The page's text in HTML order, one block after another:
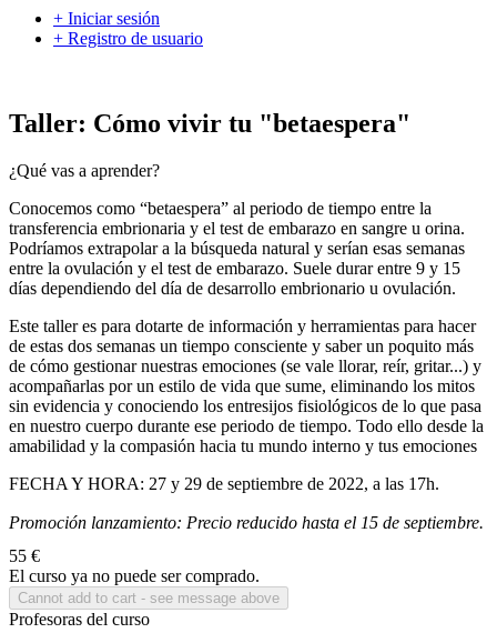
+ Iniciar sesión
+ Registro de usuario
Taller: Cómo vivir tu "betaespera"
¿Qué vas a aprender?
Conocemos como “betaespera” al periodo de tiempo entre la
transferencia embrionaria y el test de embarazo en sangre u orina.
Podríamos extrapolar a la búsqueda natural y serían esas semanas
entre la ovulación y el test de embarazo. Suele durar entre 9 y 15
días dependiendo del día de desarrollo embrionario u ovulación.
Este taller es para dotarte de información y herramientas para hacer
de estas dos semanas un tiempo consciente y saber un poquito más
de cómo gestionar nuestras emociones (se vale llorar, reír, gritar...) y
acompañarlas por un estilo de vida que sume, eliminando los mitos
sin evidencia y conociendo los entresijos fisiológicos de lo que pasa
en nuestro cuerpo durante ese periodo de tiempo. Todo ello desde la
amabilidad y la compasión hacia tu mundo interno y tus emociones
FECHA Y HORA: 27 y 29 de septiembre de 2022, a las 17h.
Promoción lanzamiento: Precio reducido hasta el 15 de septiembre.
55 €
El curso ya no puede ser comprado.
Profesoras del curso